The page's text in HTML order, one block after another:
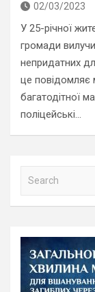
02/03/2023
У 25-річної
громади
непридатних
це повідомляє
багатодітної
поліцейські…
a